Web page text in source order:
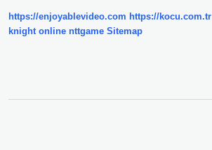
https://enjoyablevideo.com https://kocu.com.tr
knight online nttgame Sitemap